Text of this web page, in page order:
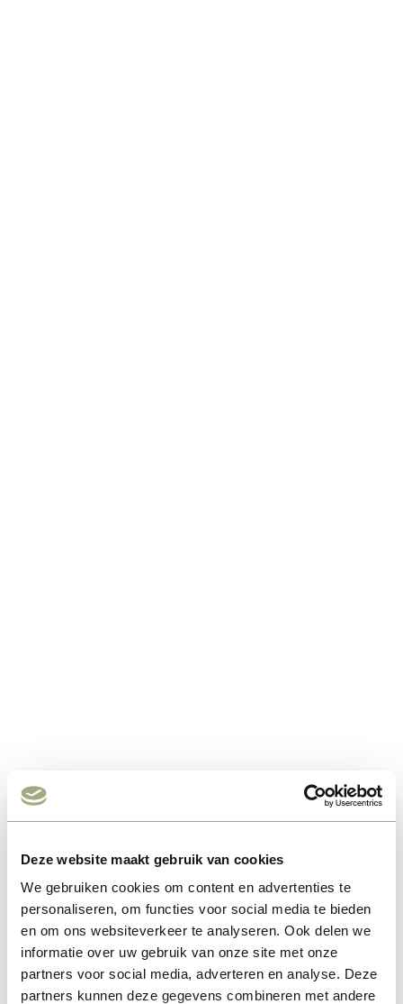
Deze website maakt gebruik van cookies
We gebruiken cookies om content en advertenties te
personaliseren, om functies voor social media te bieden
en om ons websiteverkeer te analyseren. Ook delen we
informatie over uw gebruik van onze site met onze
partners voor social media, adverteren en analyse. Deze
partners kunnen deze gegevens combineren met andere